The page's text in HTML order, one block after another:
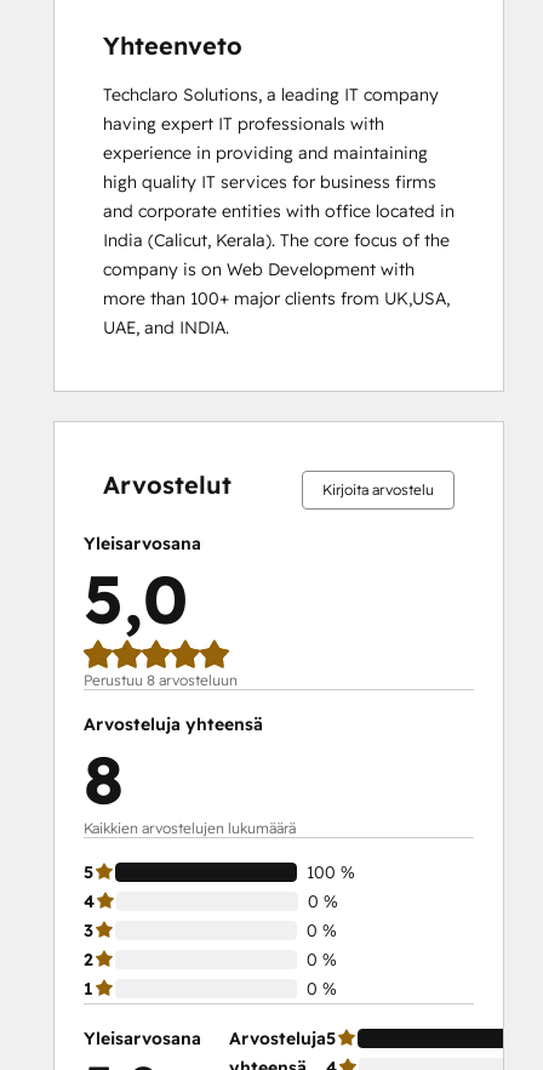
Yhteenveto
Techclaro Solutions, a leading IT company
having expert IT professionals with
experience in providing and maintaining
high quality IT services for business firms
and corporate entities with office located in
India (Calicut, Kerala). The core focus of the
company is on Web Development with
more than 100+ major clients from UK,USA,
UAE, and INDIA.
Arvostelut Kirjoita arvostelu
Yleisarvosana
5,0
Perustuu 8 arvosteluun
Arvosteluja yhteensä
8
Kaikkien arvostelujen lukumäärä
5
100 %
4
0 %
3
0 %
2
0 %
1
0 %
Yleisarvosana
Arvosteluja5